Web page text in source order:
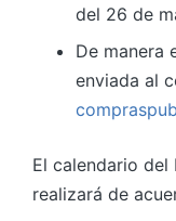
del 26 de
De manera
enviada al
El calendario del
realizará de